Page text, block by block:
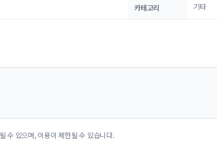
카테고리 기타
수 있으며, 이용이 제한될 수 있습니다.